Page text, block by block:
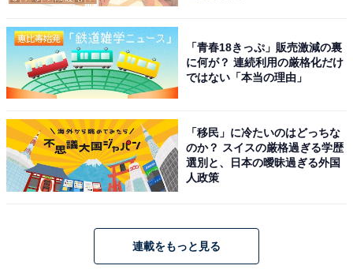
次ページ 7位までのランキング結果を見る
「青春18きっぷ」販売激減の裏
に何が？ 連続利用の厳格化だけ
ではない「本当の理由」
「移民」に冷たいのはどっちな
のか？ スイスの厳格過ぎる学歴
選別と、日本の曖昧過ぎる外国
人政策
連載をもっと見る